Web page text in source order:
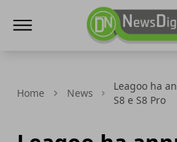
Home News
Leagoo ha
S8 e S8 Pro